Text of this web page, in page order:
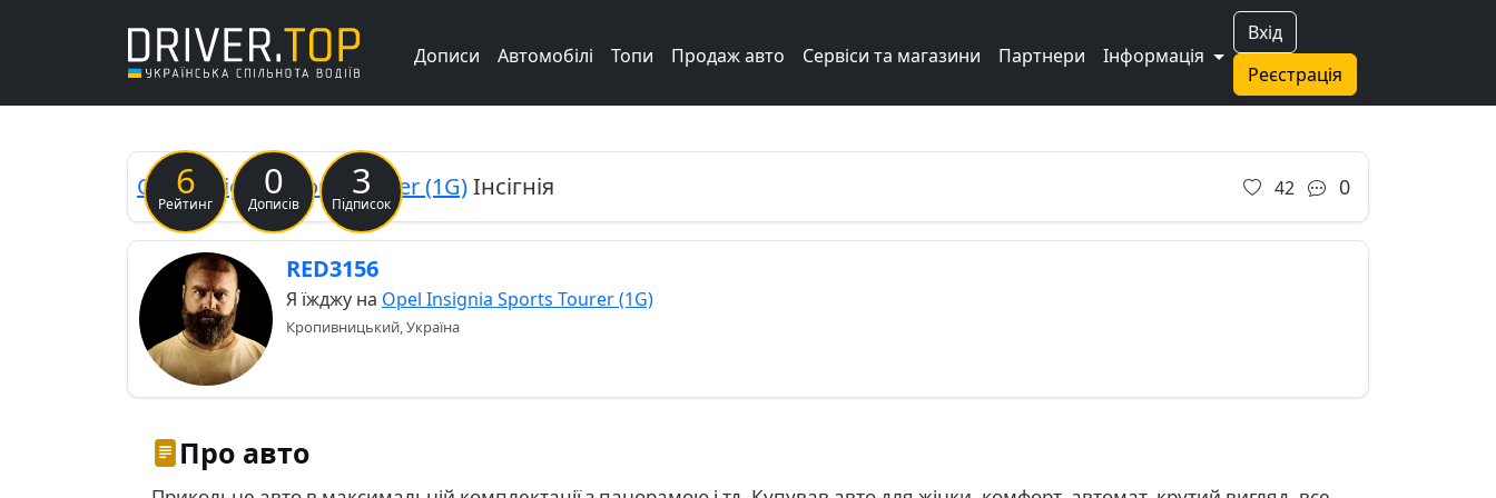
Вхід
Реєстрація
Дописи Автомобілі Топи Продаж авто Сервіси та магазини Партнери Інформація
6
Рейтинг
0
Дописів
3
Підписок
OpelInsignia Sports Tourer (1G)Інсігнія 42 0
RED3156
Я їжджу на Opel Insignia Sports Tourer (1G)
Кропивницький, Україна
Про авто